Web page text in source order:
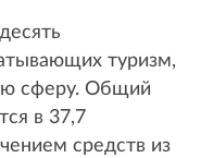
туризм,
сферу. Общий
в 37,7
средств из